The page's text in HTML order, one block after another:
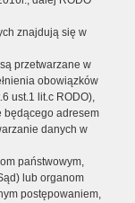
znajdują się w
przetwarzane w
obowiązków
ust.1 lit.c RODO),
będącego adresem
danych w
państwowym,
lub organom
postępowaniem,